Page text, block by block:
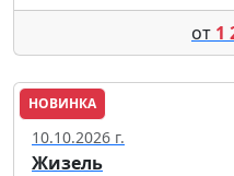
от 1
НОВИНКА
Майкоп
10.10.2026 г.
Жизель